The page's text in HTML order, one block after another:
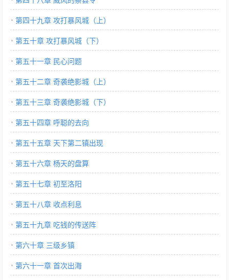
第四十九章 攻打暴风城（上）
第五十章 攻打暴风城（下）
第五十一章 民心问题
第五十二章 奇袭绝影城（上）
第五十三章 奇袭绝影城（下）
第五十四章 呼聪的去向
第五十五章 天下第二镇出现
第五十六章 杨天的盘算
第五十七章 初至洛阳
第五十八章 收点利息
第五十九章 吃钱的传送阵
第六十章 三级乡镇
第六十一章 首次出海